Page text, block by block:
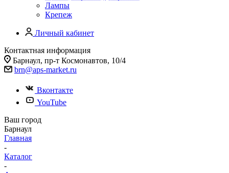
Лампы
Крепеж
Личный кабинет
Контактная информация
Барнаул, пр-т Космонавтов, 10/4
brn@aps-market.ru
Вконтакте
YouTube
Ваш город
Барнаул
Главная
-
Каталог
-